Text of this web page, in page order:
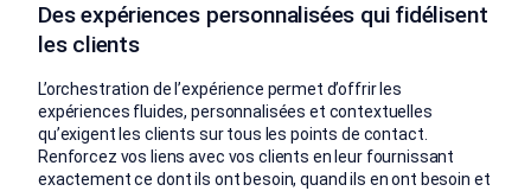
Des expériences personnalisées qui fidélisent
les clients
L’orchestration de l’expérience permet d’offrir les
expériences fluides, personnalisées et contextuelles
qu’exigent les clients sur tous les points de contact.
Renforcez vos liens avec vos clients en leur fournissant
exactement ce dont ils ont besoin, quand ils en ont besoin et